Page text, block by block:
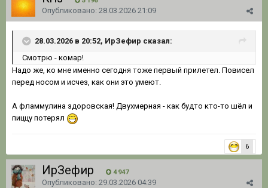
Опубликовано: 28.03.2026 21:09
28.03.2026 в 20:52, ИрЗефир сказал:
Смотрю - комар!
Надо же, ко мне именно сегодня тоже первый прилетел. Повисел
перед носом и исчез, как они это умеют.
А фламмулина здоровская! Двухмерная - как будто кто-то шёл и
пиццу потерял
6
ИрЗефир 4 947
Опубликовано: 29.03.2026 04:39